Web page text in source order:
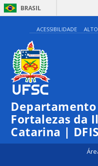
BRASIL
ACESSIBILIDADE
Departamento
Fortalezas da
Catarina |